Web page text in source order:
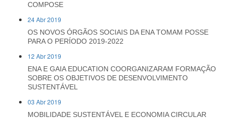
COMPOSE
24 Abr 2019
OS NOVOS ÓRGÃOS SOCIAIS DA ENA TOMAM POSSE
PARA O PERÍODO 2019-2022
12 Abr 2019
ENA E GAIA EDUCATION COORGANIZARAM FORMAÇÃO
SOBRE OS OBJETIVOS DE DESENVOLVIMENTO
SUSTENTÁVEL
03 Abr 2019
MOBILIDADE SUSTENTÁVEL E ECONOMIA CIRCULAR